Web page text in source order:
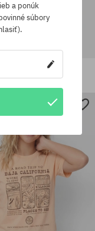
veľkosti:
Billabong Arch Ww
37,90 €26,90 €
a ponúk
súbory